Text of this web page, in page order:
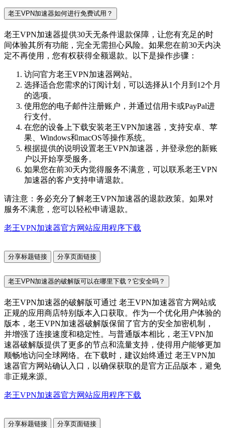
老王VPN加速器如何进行免费试用？
老王VPN加速器提供30天无条件退款保障，让您有充足的时
间体验其所有功能，完全无需担心风险。如果您在前30天内决
定不再使用，您有权获得全额退款。以下是操作步骤：
访问官方老王VPN加速器网站。
选择适合您需求的订阅计划，可以选择从1个月到12个月
的选项。
使用您的电子邮件注册账户，并通过信用卡或PayPal进
行支付。
在您的设备上下载安装老王VPN加速器，支持安卓、苹
果、Windows和macOS等操作系统。
根据提供的说明设置老王VPN加速器，并登录您的新账
户以开始享受服务。
如果您在前30天内觉得服务不满意，可以联系老王VPN
加速器的客户支持申请退款。
请注意：务必充分了解老王VPN加速器的退款政策。如果对
服务不满意，您可以轻松申请退款。
老王VPN加速器官方网站应用程序下载
分享标题链接 分享页面链接
老王VPN加速器的破解版可以在哪里下载？它安全吗？
老王VPN加速器的破解版可通过 老王VPN加速器官方网站或
正规的应用商店特别版本入口获取。作为一个优化用户体验的
版本，老王VPN加速器破解版保留了官方的安全加密机制，
并增强了连接速度和稳定性。与普通版本相比，老王VPN加
速器破解版提供了更多的节点和流量支持，使得用户能够更加
顺畅地访问全球网络。在下载时，建议始终通过 老王VPN加
速器官方网站确认入口，以确保获取的是官方正品版本，避免
非正规来源。
老王VPN加速器官方网站应用程序下载
分享标题链接 分享页面链接